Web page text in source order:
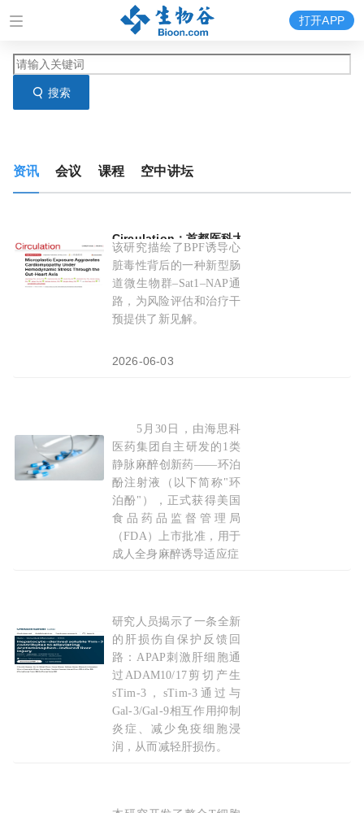
搜索
打开APP
资讯 会议 课程 空中讲坛
Circulation：首都医科大学陈瑞/孟庆涛合作揭
该研究描绘了BPF诱导心
脏毒性背后的一种新型肠
道微生物群–Sat1–NAP通
路，为风险评估和治疗干
预提供了新见解。
2026-06-03
中国1类静脉麻醉创新药环泊
5月30日，由海思科
医药集团自主研发的1类
静脉麻醉创新药——环泊
酚注射液（以下简称"环
泊酚"），正式获得美国
食品药品监督管理局
（FDA）上市批准，用于
成人全身麻醉诱导适应症
Immunity & Inflammation：复旦大学研究团队
研究人员揭示了一条全新
的肝损伤自保护反馈回
路：APAP刺激肝细胞通
过ADAM10/17剪切产生
sTim-3，sTim-3通过与
Gal-3/Gal-9相互作用抑制
炎症、减少免疫细胞浸
润，从而减轻肝损伤。